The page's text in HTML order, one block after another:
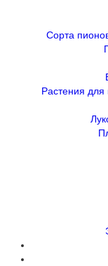
Сорта
Растения